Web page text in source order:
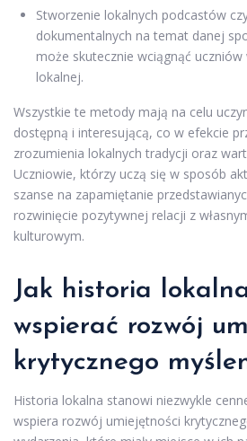
Stworzenie lokalnych podcastów
dokumentalnych na temat danej
może skutecznie wciągnąć
lokalnej.
Wszystkie te metody mają na celu
dostępną i interesującą, co w efekcie
zrozumienia lokalnych tradycji oraz
Uczniowie, którzy uczą się w sposób
szanse na zapamiętanie
rozwinięcie pozytywnej relacji z
kulturowym.
Jak historia
wspierać rozwój
krytycznego
Historia lokalna stanowi niezwykle
wspiera rozwój umiejętności